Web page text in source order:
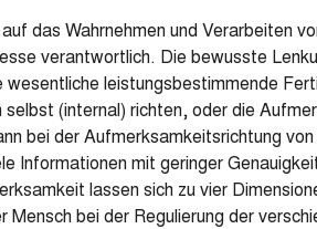
das Wahrnehmen und Verarbeiten
verantwortlich. Die bewusste
leistungsbestimmende
(internal) richten, oder die
bei der Aufmerksamkeitsrichtung
Informationen mit geringer
lassen sich zu vier
bei der Regulierung der